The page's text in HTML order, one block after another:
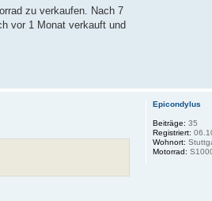
zu verkaufen. Nach 7
vor 1 Monat verkauft und
Epicondylus
Beiträge: 35
Registriert:
Wohnort:
Motorrad: